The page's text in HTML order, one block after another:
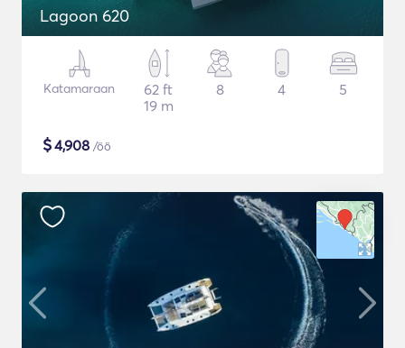
Lagoon 620
Katamaraan
62 ft
19 m
8 4 5
$4,908 /öö